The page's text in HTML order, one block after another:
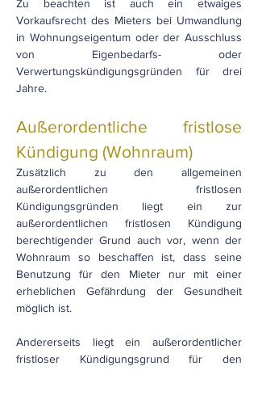
Zu beachten ist auch ein etwaiges
Vorkaufsrecht des Mieters bei Umwandlung
in Wohnungseigentum oder der Ausschluss
von Eigenbedarfs- oder
Verwertungskündigungsgründen für drei
Jahre.
Außerordentliche fristlose
Kündigung (Wohnraum)
Zusätzlich zu den allgemeinen
außerordentlichen fristlosen
Kündigungsgründen liegt ein zur
außerordentlichen fristlosen Kündigung
berechtigender Grund auch vor, wenn der
Wohnraum so beschaffen ist, dass seine
Benutzung für den Mieter nur mit einer
erheblichen Gefährdung der Gesundheit
möglich ist.
Andererseits liegt ein außerordentlicher
fristloser Kündigungsgrund für den